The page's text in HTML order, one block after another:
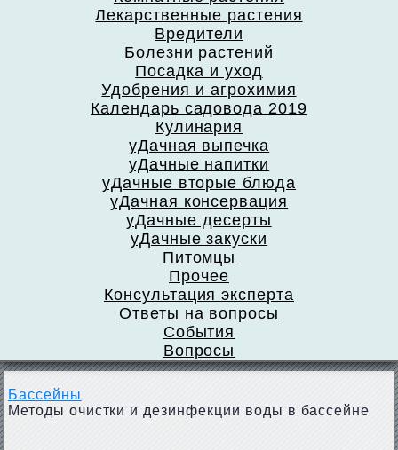
Лекарственные растения
Вредители
Болезни растений
Посадка и уход
Удобрения и агрохимия
Календарь садовода 2019
Кулинария
уДачная выпечка
уДачные напитки
уДачные вторые блюда
уДачная консервация
уДачные десерты
уДачные закуски
Питомцы
Прочее
Консультация эксперта
Ответы на вопросы
События
Вопросы
Бассейны
Методы очистки и дезинфекции воды в бассейне